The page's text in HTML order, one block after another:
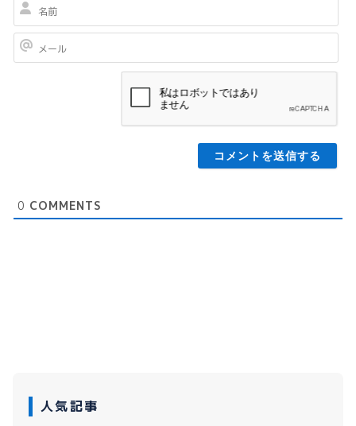
0 COMMENTS
人気記事